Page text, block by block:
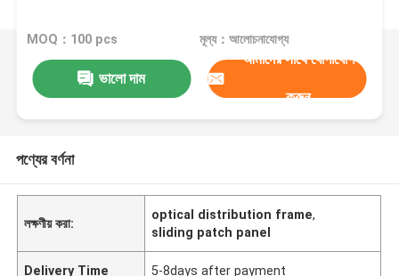
MOQ：100 pcs মূল্য：আলোচনাযোগ্য
ভালো দাম
আমাদের সাথে যোগাযোগ
করুন
পণ্যের বর্ণনা
লক্ষণীয় করা:
optical distribution frame,
sliding patch panel
Delivery Time 5-8days after payment